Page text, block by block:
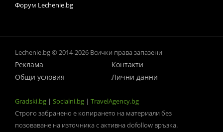
Форум Lechenie.bg
Lechenie.bg © 2014-2026 Всички права запазени
Реклама
Контакти
Общи условия
Лични данни
Gradski.bg | Socialni.bg | TravelAgency.bg
Строго забранено е копирането на материали без
позоваване на източника с активна dofollow връзка.